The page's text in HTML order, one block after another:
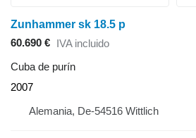
Zunhammer sk 18.5 p
60.690 € IVA incluido
Cuba de purín
2007
Alemania, De-54516 Wittlich